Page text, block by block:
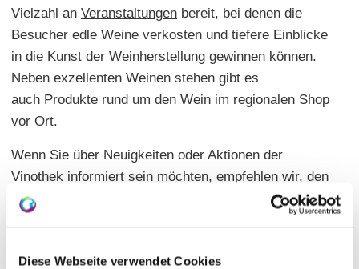
Diese Webseite verwendet Cookies
Vielzahl an Veranstaltungen bereit, bei denen die
Besucher edle Weine verkosten und tiefere Einblicke
in die Kunst der Weinherstellung gewinnen können.
Neben exzellenten Weinen stehen gibt es
auch Produkte rund um den Wein im regionalen Shop
vor Ort.
Wenn Sie über Neuigkeiten oder Aktionen der
Vinothek informiert sein möchten, empfehlen wir, den
Newsletter
AUSGEZEICHNETE-Vinothek". Im September 2021